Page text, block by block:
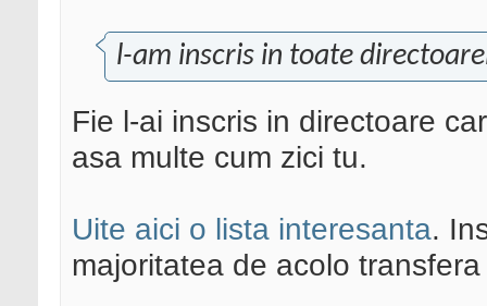
l-am inscris in toate
Fie l-ai inscris in directoare
asa multe cum zici tu.
Uite aici o lista interesanta.
majoritatea de acolo